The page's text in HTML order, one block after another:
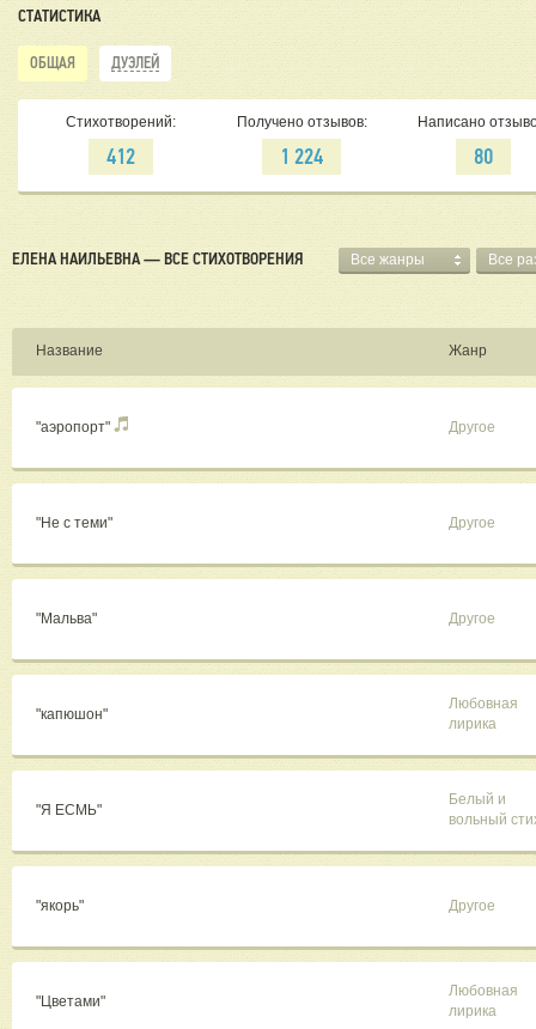
СТАТИСТИКА
ОБЩАЯ ДУЭЛЕЙ
Стихотворений:
412
Получено отзывов:
1 224
Написано
80
ЕЛЕНА НАИЛЬЕВНА — ВСЕ СТИХОТВОРЕНИЯ Все жанры Все
Название Жанр
"аэропорт" Другое
"Не с теми" Другое
"Мальва" Другое
"капюшон"
Любовная
лирика
"Я ЕСМЬ"
Белый и
вольный
"якорь" Другое
"Цветами"
Любовная
лирика